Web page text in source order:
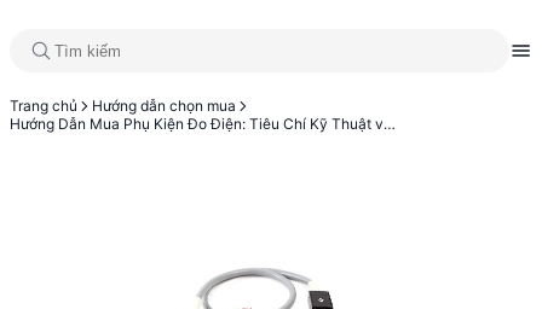
Trang chủ
Hướng dẫn chọn mua
Hướng Dẫn Mua Phụ Kiện Đo Điện: Tiêu Chí Kỹ Thuật và Lựa Chọn Sản Phẩm